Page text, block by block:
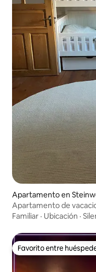
Apartamento en
Apartamento de
Familiar · Ubicación ·
Favorito entre
Favorito entre